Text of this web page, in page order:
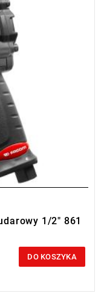
1/2" 861
DO KOSZYKA